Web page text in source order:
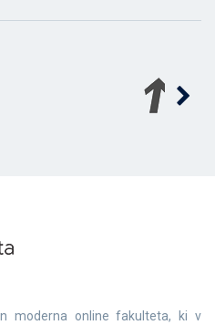
moderna online fakulteta, ki v